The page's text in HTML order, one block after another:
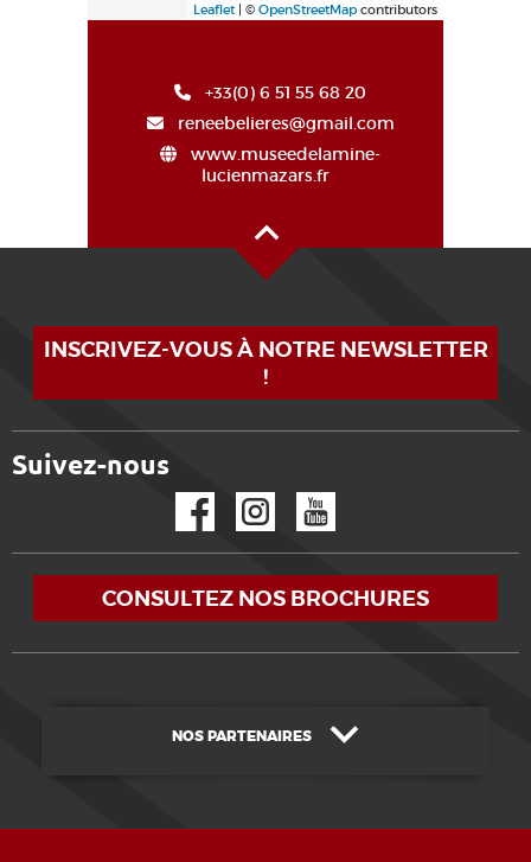
Leaflet| © OpenStreetMap contributors
+33(0) 6 51 55 68 20
reneebelieres@gmail.com
www.museedelamine-
lucienmazars.fr
INSCRIVEZ-VOUS À NOTRE NEWSLETTER
!
Suivez-nous
CONSULTEZ NOS BROCHURES
NOS PARTENAIRES